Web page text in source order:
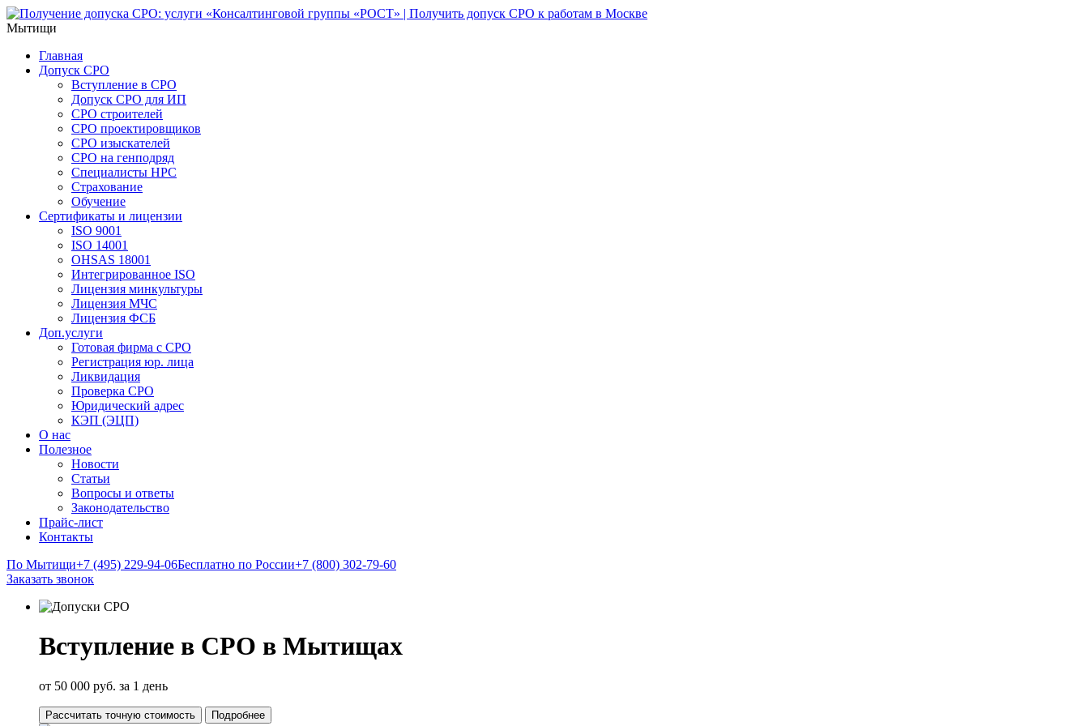
Мытищи
Главная
Допуск СРО
Вступление в СРО
Допуск СРО для ИП
СРО строителей
СРО проектировщиков
СРО изыскателей
СРО на генподряд
Специалисты НРС
Страхование
Обучение
Сертификаты и лицензии
ISO 9001
ISO 14001
OHSAS 18001
Интегрированное ISO
Лицензия минкультуры
Лицензия МЧС
Лицензия ФСБ
Доп.услуги
Готовая фирма с СРО
Регистрация юр. лица
Ликвидация
Проверка СРО
Юридический адрес
КЭП (ЭЦП)
О нас
Полезное
Новости
Статьи
Вопросы и ответы
Законодательство
Прайс-лист
Контакты
По Мытищи+7 (495) 229-94-06Бесплатно по России+7 (800) 302-79-60
Заказать звонок
Вступление в СРО в Мытищах
от 50 000 руб. за 1 день
Рассчитать точную стоимость Подробнее